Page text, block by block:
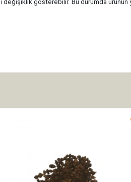
gösterebilir. Bu durumda ürünün